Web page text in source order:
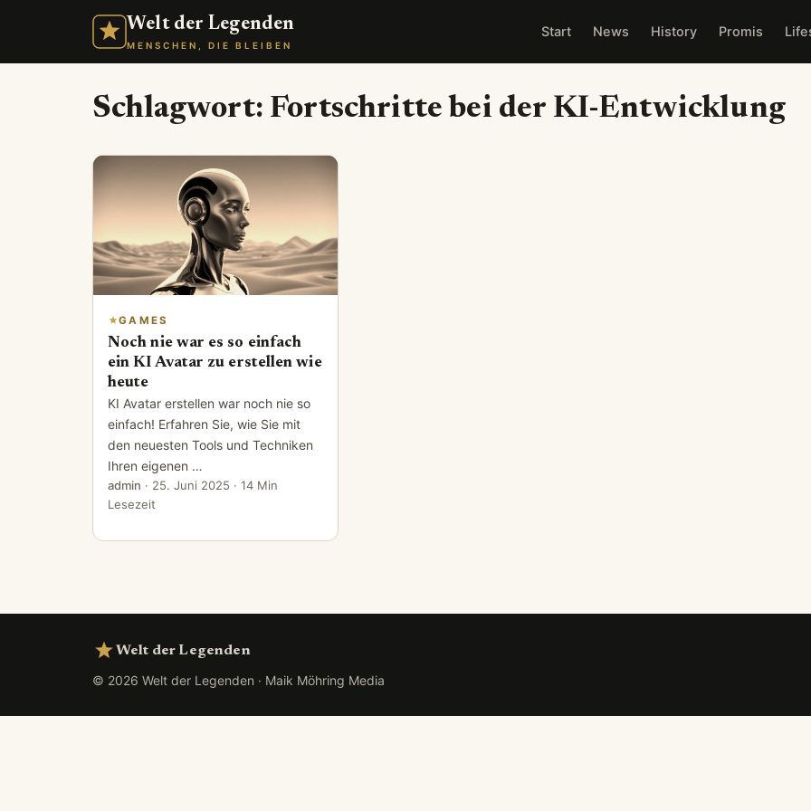
Welt der Legenden
MENSCHEN, DIE BLEIBEN
Start News History Promis
Schlagwort: Fortschritte bei der KI-Entwicklung
GAMES
Noch nie war es so einfach
ein KI Avatar zu erstellen wie
heute
KI Avatar erstellen war noch nie so
einfach! Erfahren Sie, wie Sie mit
den neuesten Tools und Techniken
Ihren eigenen …
admin · 25. Juni 2025 · 14 Min
Lesezeit
Welt der Legenden
© 2026 Welt der Legenden · Maik Möhring Media